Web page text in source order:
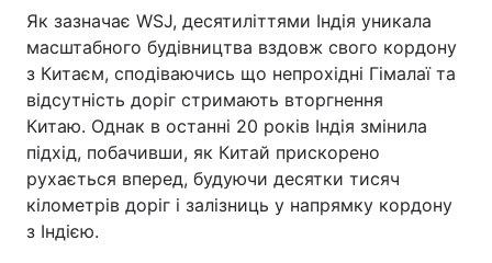
Як зазначає WSJ, десятиліттями Індія уникала
масштабного будівництва вздовж свого кордону
з Китаєм, сподіваючись що непрохідні Гімалаї та
відсутність доріг стримають вторгнення
Китаю. Однак в останні 20 років Індія змінила
підхід, побачивши, як Китай прискорено
рухається вперед, будуючи десятки тисяч
кілометрів доріг і залізниць у напрямку кордону
з Індією.